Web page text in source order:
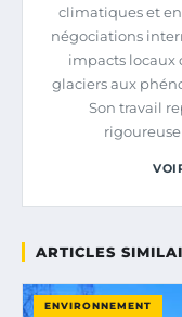
climatiques et
négociations
impacts locaux
glaciers aux
Son travail
ARTICLES
ENVIRONNEMENT